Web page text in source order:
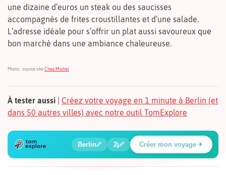
une dizaine d’euros un steak ou des saucisses
accompagnés de frites croustillantes et d’une salade.
L’adresse idéale pour s’offrir un plat aussi savoureux que
bon marché dans une ambiance chaleureuse.
Photo : source site Chez Michel
À tester aussi
Créez votre voyage en 1 minute à Berlin (et
dans 50 autres villes) avec notre outil TomExplore
🔍
🔍
🔍
🍲
🔍
🔍
Place Potsdamer
Berlin 2j Créer mon voyage